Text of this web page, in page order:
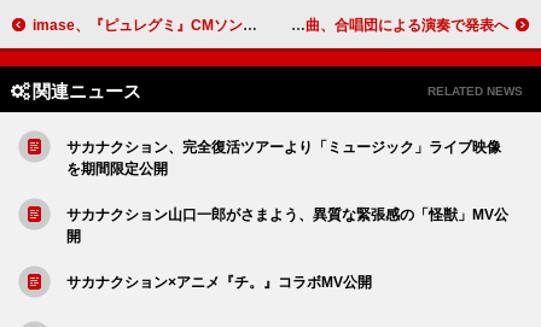
imase、『ピュレグミ』CMソングの新曲「Soyokaze」MV公開 SKY-HI＆BE:FIRSTによる「空」など【Nコン】課題曲、合唱団による演奏で発表へ
関連ニュース RELATED NEWS
サカナクション、完全復活ツアーより「ミュージック」ライブ映像
を期間限定公開
サカナクション山口一郎がさまよう、異質な緊張感の「怪獣」MV公
開
サカナクション×アニメ『チ。』コラボMV公開